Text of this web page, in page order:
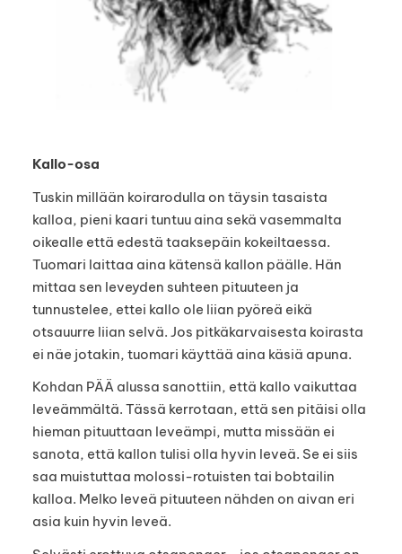
Kallo-osa
Tuskin millään koirarodulla on täysin tasaista
kalloa, pieni kaari tuntuu aina sekä vasemmalta
oikealle että edestä taaksepäin kokeiltaessa.
Tuomari laittaa aina kätensä kallon päälle. Hän
mittaa sen leveyden suhteen pituuteen ja
tunnustelee, ettei kallo ole liian pyöreä eikä
otsauurre liian selvä. Jos pitkäkarvaisesta koirasta
ei näe jotakin, tuomari käyttää aina käsiä apuna.
Kohdan PÄÄ alussa sanottiin, että kallo vaikuttaa
leveämmältä. Tässä kerrotaan, että sen pitäisi olla
hieman pituuttaan leveämpi, mutta missään ei
sanota, että kallon tulisi olla hyvin leveä. Se ei siis
saa muistuttaa molossi-rotuisten tai bobtailin
kalloa. Melko leveä pituuteen nähden on aivan eri
asia kuin hyvin leveä.